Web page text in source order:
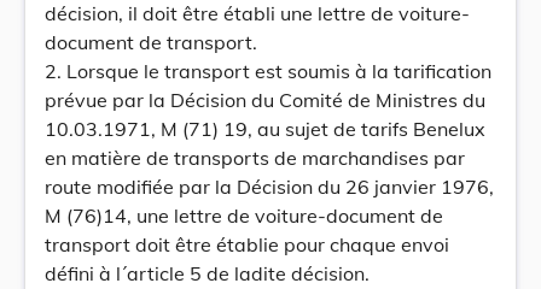
décision, il doit être établi une lettre de voiture-
document de transport.
2. Lorsque le transport est soumis à la tarification
prévue par la Décision du Comité de Ministres du
10.03.1971, M (71) 19, au sujet de tarifs Benelux
en matière de transports de marchandises par
route modifiée par la Décision du 26 janvier 1976,
M (76)14, une lettre de voiture-document de
transport doit être établie pour chaque envoi
défini à l´article 5 de ladite décision.